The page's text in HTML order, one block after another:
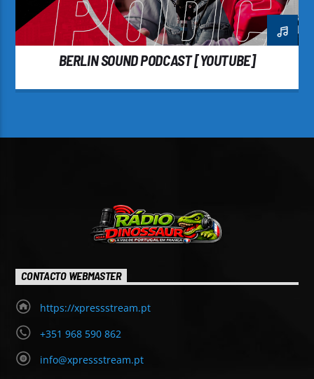
BERLIN SOUND PODCAST [YOUTUBE]
CONTACTO WEBMASTER
https://xpressstream.pt
+351 968 590 862
info@xpressstream.pt